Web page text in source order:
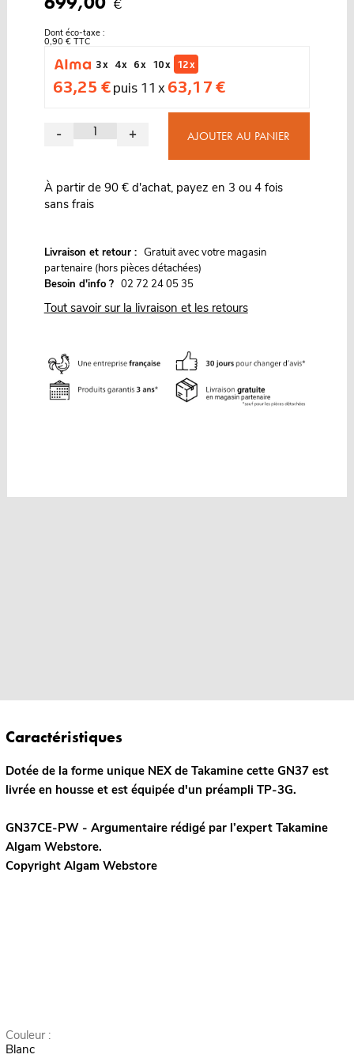
€
Dont éco-taxe :
0,90 € TTC
3 x
4 x 6 x 10 x 12 x
63,25 €puis 11 x63,17 €
- + AJOUTER AU PANIER
À partir de 90 € d'achat, payez en 3 ou 4 fois
sans frais
Livraison et retour : Gratuit avec votre magasin
partenaire (hors pièces détachées)
Besoin d'info ? 02 72 24 05 35
Tout savoir sur la livraison et les retours
Caractéristiques
Dotée de la forme unique NEX de Takamine cette GN37 est
livrée en housse et est équipée d'un préampli TP-3G.
GN37CE-PW - Argumentaire rédigé par l’expert Takamine
Algam Webstore.
Copyright Algam Webstore
Couleur :
Blanc